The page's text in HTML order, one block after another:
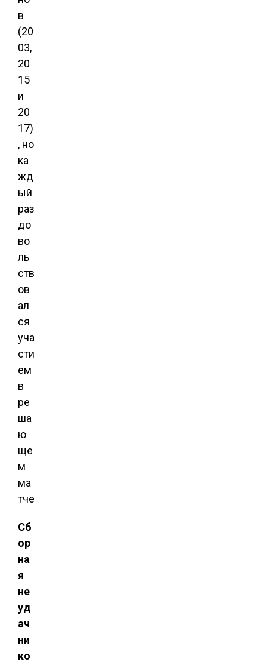
в
(20
03,
20
15
и
20
17)
, но
ка
жд
ый
раз
до
во
ль
ств
ов
ал
ся
уча
сти
ем
в
ре
ша
ю
ще
м
ма
тче
Сб
ор
на
я
не
уд
ач
ни
ко